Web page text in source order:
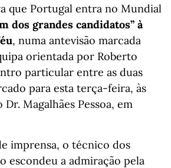
que Portugal entra no Mundial
dos grandes candidatos” à
, numa antevisão marcada
orientada por Roberto
particular entre as duas
para esta terça-feira, às
Magalhães Pessoa, em
imprensa, o técnico dos
escondeu a admiração pela